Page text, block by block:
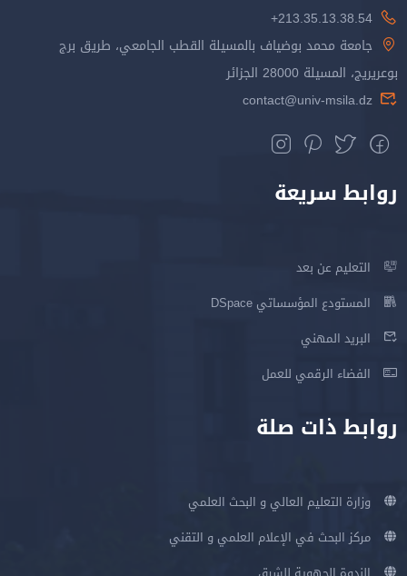
213.35.13.38.54+
جامعة محمد بوضياف بالمسيلة القطب الجامعي، طريق برج
بوعريريج، المسيلة 28000 الجزائر
contact@univ-msila.dz
روابط سريعة
التعليم عن بعد
المستودع المؤسساتي DSpace
البريد المهني
الفضاء الرقمي للعمل
روابط ذات صلة
وزارة التعليم العالي و البحث العلمي
مركز البحث في الإعلام العلمي و التقني